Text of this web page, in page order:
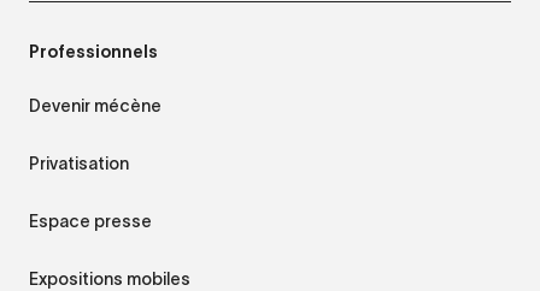
Professionnels
Devenir mécène
Privatisation
Espace presse
Expositions mobiles